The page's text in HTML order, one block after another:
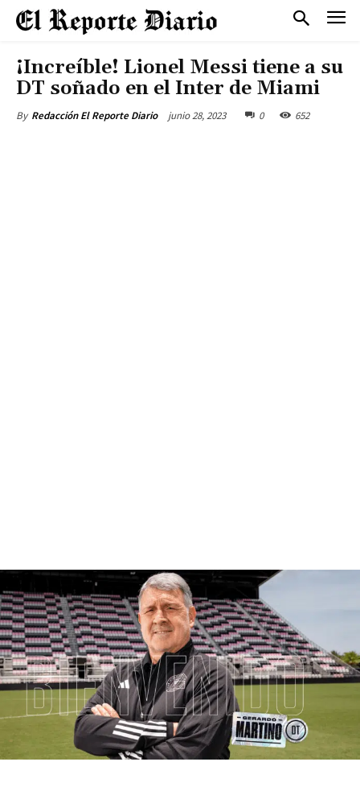
¡Increíble! Lionel Messi tiene a su
DT soñado en el Inter de Miami
By Redacción El Reporte Diario junio 28, 2023 0 652